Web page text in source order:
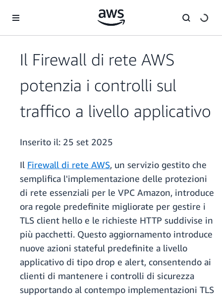
Il Firewall di rete AWS
potenzia i controlli sul
traffico a livello applicativo
Inserito il: 25 set 2025
Il Firewall di rete AWS, un servizio gestito che
semplifica l'implementazione delle protezioni
di rete essenziali per le VPC Amazon, introduce
ora regole predefinite migliorate per gestire i
TLS client hello e le richieste HTTP suddivise in
più pacchetti. Questo aggiornamento introduce
nuove azioni stateful predefinite a livello
applicativo di tipo drop e alert, consentendo ai
clienti di mantenere i controlli di sicurezza
supportando al contempo implementazioni TLS